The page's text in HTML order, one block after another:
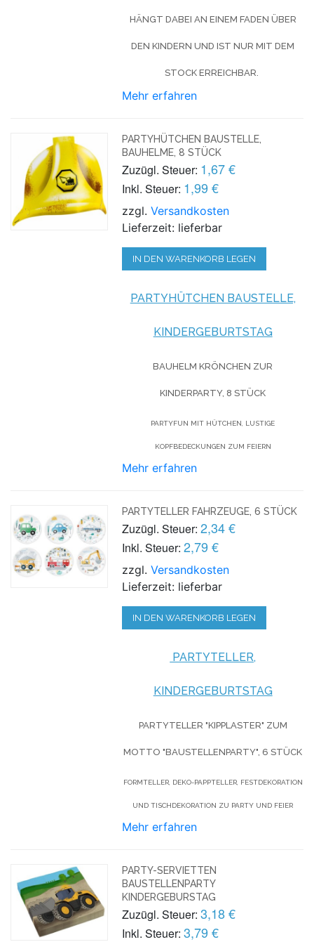
HÄNGT DABEI AN EINEM FADEN ÜBER
DEN KINDERN UND IST NUR MIT DEM
STOCK ERREICHBAR.
Mehr erfahren
PARTYHÜTCHEN BAUSTELLE,
BAUHELME, 8 STÜCK
Zuzügl. Steuer: 1,67 €
Inkl. Steuer: 1,99 €
zzgl.Versandkosten
Lieferzeit: lieferbar
IN DEN WARENKORB LEGEN
PARTYHÜTCHEN BAUSTELLE,
KINDERGEBURTSTAG
BAUHELM KRÖNCHEN ZUR
KINDERPARTY, 8 STÜCK
PARTYFUN MIT HÜTCHEN, LUSTIGE
KOPFBEDECKUNGEN ZUM FEIERN
Mehr erfahren
PARTYTELLER FAHRZEUGE, 6 STÜCK
Zuzügl. Steuer: 2,34 €
Inkl. Steuer: 2,79 €
zzgl.Versandkosten
Lieferzeit: lieferbar
IN DEN WARENKORB LEGEN
PARTYTELLER,
KINDERGEBURTSTAG
PARTYTELLER "KIPPLASTER" ZUM
MOTTO "BAUSTELLENPARTY", 6 STÜCK
FORMTELLER, DEKO-PAPPTELLER, FESTDEKORATION
UND TISCHDEKORATION ZU PARTY UND FEIER
Mehr erfahren
PARTY-SERVIETTEN
BAUSTELLENPARTY
KINDERGEBURSTAG
Zuzügl. Steuer: 3,18 €
Inkl. Steuer: 3,79 €